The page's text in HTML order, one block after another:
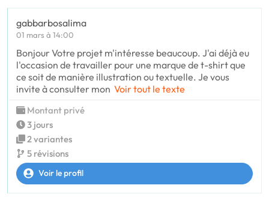
gabbarbosalima
01 mars à 14:00
Bonjour Votre projet m'intéresse beaucoup. J'ai déjà eu
l'occasion de travailler pour une marque de t-shirt que
ce soit de manière illustration ou textuelle. Je vous
invite à consulter mon Voir tout le texte
Montant privé
3 jours
2 variantes
5 révisions
Voir le profil